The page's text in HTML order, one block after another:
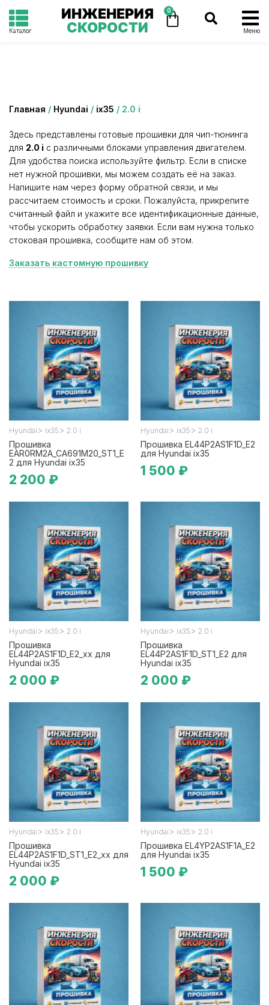
Каталог
ИНЖЕНЕРИЯ
СКОРОСТИ
0
Меню
Главная / Hyundai / ix35 / 2.0 i
Здесь представлены готовые прошивки для чип-тюнинга
для 2.0 i с различными блоками управления двигателем.
Для удобства поиска используйте фильтр. Если в списке
нет нужной прошивки, мы можем создать её на заказ.
Напишите нам через форму обратной связи, и мы
рассчитаем стоимость и сроки. Пожалуйста, прикрепите
считанный файл и укажите все идентификационные данные,
чтобы ускорить обработку заявки. Если вам нужна только
стоковая прошивка, сообщите нам об этом.
Заказать кастомную прошивку
Hyundai > ix35 > 2.0 i
Прошивка
EAR0RM2A_CA691M20_ST1_E
2 для Hyundai ix35
2 200 ₽
Hyundai > ix35 > 2.0 i
Прошивка EL44P2AS1F1D_E2
для Hyundai ix35
1 500 ₽
Hyundai > ix35 > 2.0 i
Прошивка
EL44P2AS1F1D_E2_xx для
Hyundai ix35
2 000 ₽
Hyundai > ix35 > 2.0 i
Прошивка
EL44P2AS1F1D_ST1_E2 для
Hyundai ix35
2 000 ₽
Hyundai > ix35 > 2.0 i
Прошивка
EL44P2AS1F1D_ST1_E2_xx для
Hyundai ix35
2 000 ₽
Hyundai > ix35 > 2.0 i
Прошивка EL4YP2AS1F1A_E2
для Hyundai ix35
1 500 ₽